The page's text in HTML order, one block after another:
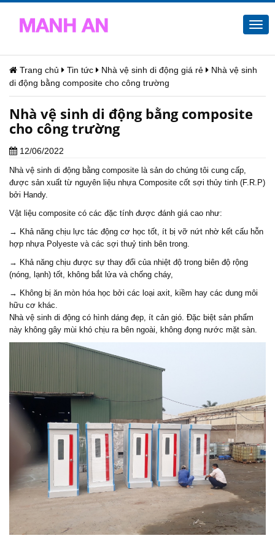
Trang chủ Tin tức Nhà vệ sinh di động giá rẻ
Nhà vệ sinh
di động bằng composite cho công trường
Nhà vệ sinh di động bằng composite
cho công trường
12/06/2022
Nhà vệ sinh di động bằng composite là sản do chúng tôi cung cấp,
được sản xuất từ nguyên liệu nhựa Composite cốt sợi thủy tinh (F.R.P)
bởi Handy.
Vật liệu composite có các đặc tính được đánh giá cao như:
→ Khả năng chịu lực tác động cơ học tốt, ít bị vỡ nứt nhờ kết cấu hỗn
hợp nhựa Polyeste và các sợi thuỷ tinh bên trong.
→ Khả năng chịu được sự thay đổi của nhiệt độ trong biên độ rộng
(nóng, lạnh) tốt, không bắt lửa và chống cháy,
→ Không bị ăn mòn hóa học bởi các loại axit, kiềm hay các dung môi
hữu cơ khác.
Nhà vệ sinh di động có hình dáng đẹp, ít cản gió. Đặc biệt sản phẩm
này không gây mùi khó chịu ra bên ngoài, không đọng nước mặt sàn.